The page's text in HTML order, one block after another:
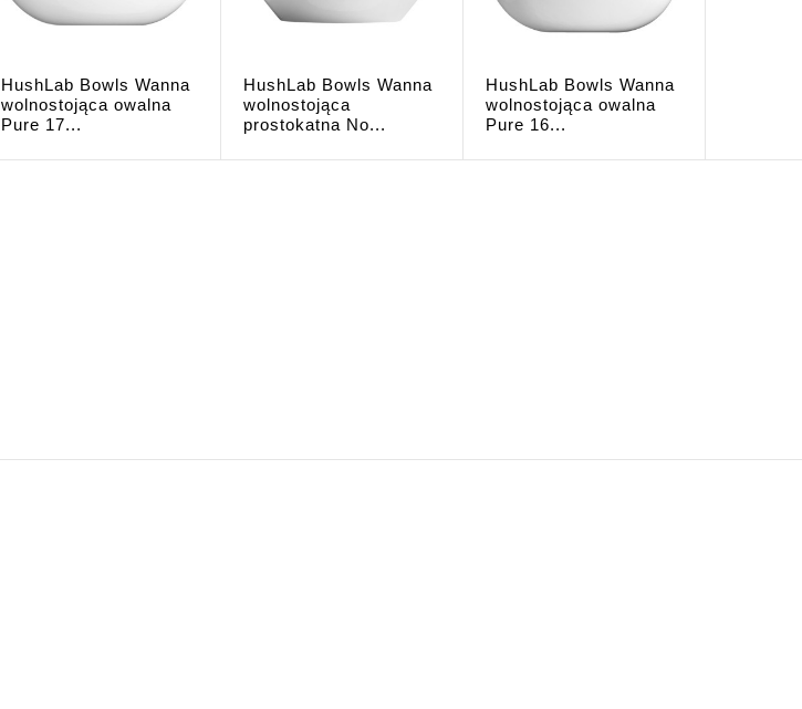
HushLab Bowls Wanna
wolnostojąca owalna
Pure 17...
HushLab Bowls Wanna
wolnostojąca
prostokatna No...
HushLab Bowls Wanna
wolnostojąca owalna
Pure 16...